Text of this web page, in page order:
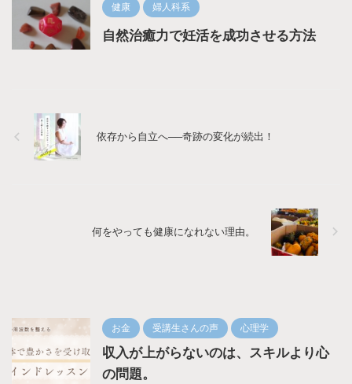
健康 婦人科系
自然治癒力で妊活を成功させる方法
依存から自立へ──奇跡の変化が続出！
何をやっても健康になれない理由。
お金 受講生さんの声 心理学
収入が上がらないのは、スキルより心
の問題。